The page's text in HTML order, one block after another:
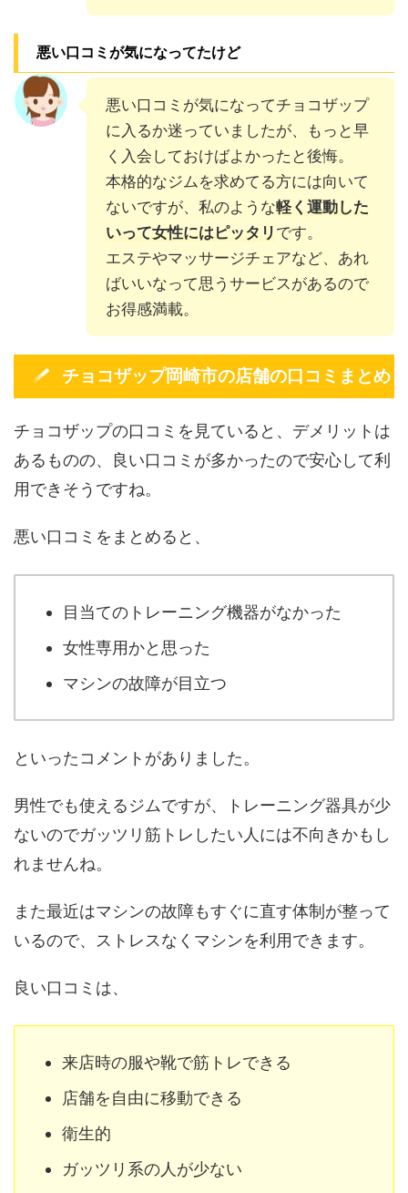
悪い口コミが気になってたけど
悪い口コミが気になってチョコザップ
に入るか迷っていましたが、もっと早
く入会しておけばよかったと後悔。
本格的なジムを求めてる方には向いて
ないですが、私のような軽く運動した
いって女性にはピッタリ です。
エステやマッサージチェアなど、あれ
ばいいなって思うサービスがあるので
お得感満載。
チョコザップ岡崎市の店舗の口コミまとめ
チョコザップの口コミを見ていると、デメリットは
あるものの、良い口コミが多かったので安心して利
用できそうですね。
悪い口コミをまとめると、
目当てのトレーニング機器がなかった
女性専用かと思った
マシンの故障が目立つ
といったコメントがありました。
男性でも使えるジムですが、トレーニング器具が少
ないのでガッツリ筋トレしたい人には不向きかもし
れませんね。
また最近はマシンの故障もすぐに直す体制が整って
いるので、ストレスなくマシンを利用できます。
良い口コミは、
来店時の服や靴で筋トレできる
店舗を自由に移動できる
衛生的
ガッツリ系の人が少ない